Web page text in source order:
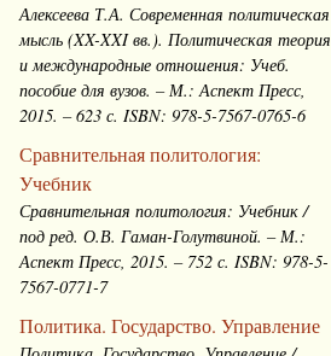
Алексеева Т.А. Современная политическая
мысль (XX-XXI вв.). Политическая теория
и международные отношения: Учеб.
пособие для вузов. – М.: Аспект Пресс,
2015. – 623 с. ISBN: 978-5-7567-0765-6
Сравнительная политология:
Учебник
Сравнительная политология: Учебник /
под ред. О.В. Гаман-Голутвиной. – М.:
Аспект Пресс, 2015. – 752 с. ISBN: 978-5-
7567-0771-7
Политика. Государство. Управление